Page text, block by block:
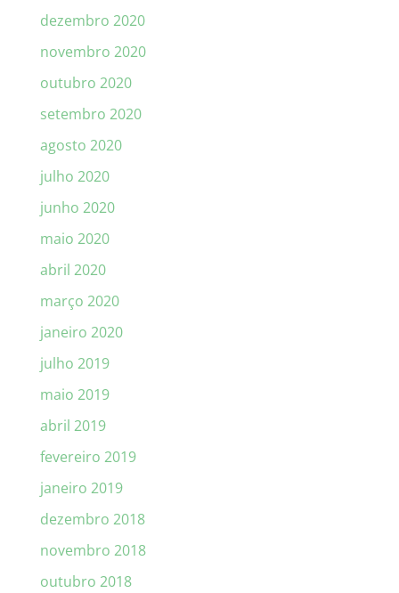
dezembro 2020
novembro 2020
outubro 2020
setembro 2020
agosto 2020
julho 2020
junho 2020
maio 2020
abril 2020
março 2020
janeiro 2020
julho 2019
maio 2019
abril 2019
fevereiro 2019
janeiro 2019
dezembro 2018
novembro 2018
outubro 2018